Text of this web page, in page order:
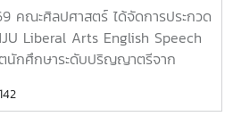
คณะศิลปศาสตร์ ได้จัดการประกวด
Liberal Arts English Speech
นักศึกษาระดับปริญญาตรีจาก
Development” หรือ “จาก
142